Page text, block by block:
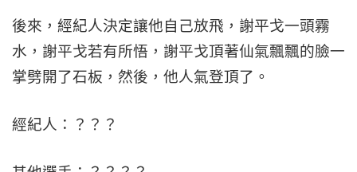
後來，經紀人決定讓他自己放飛，謝平戈一頭霧
水，謝平戈若有所悟，謝平戈頂著仙氣飄飄的臉一
掌劈開了石板，然後，他人氣登頂了。
經紀人：？？？